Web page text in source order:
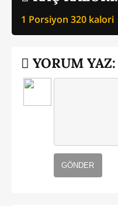
1 Porsiyon 320 kalori
YORUM YAZ:
GÖNDER